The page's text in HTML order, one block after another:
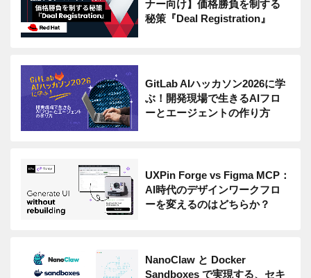
ナー向け】価格勝負を制する
秘策『Deal Registration』
GitLab AIハッカソン2026に学
ぶ！開発現場で生きるAIフロ
ーとエージェントの作り方
UXPin Forge vs Figma MCP：
AI時代のデザインワークフロ
ーを変えるのはどちらか？
NanoClaw と Docker
Sandboxes で実現する、セキ